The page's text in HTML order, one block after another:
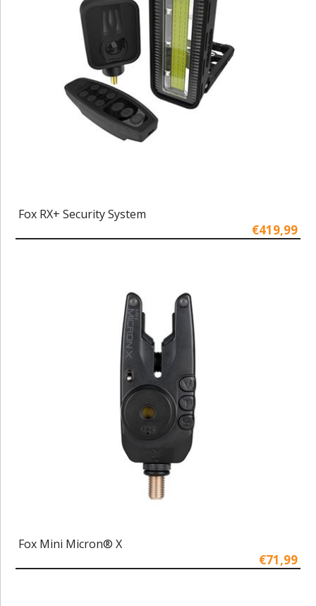
Fox RX+ Security System
€419,99
Fox Mini Micron® X
€71,99